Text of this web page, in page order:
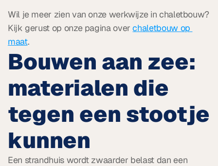
Wil je meer zien van onze werkwijze in chaletbouw?
Kijk gerust op onze pagina over chaletbouw op
maat.
Bouwen aan zee:
materialen die
tegen een stootje
kunnen
Een strandhuis wordt zwaarder belast dan een